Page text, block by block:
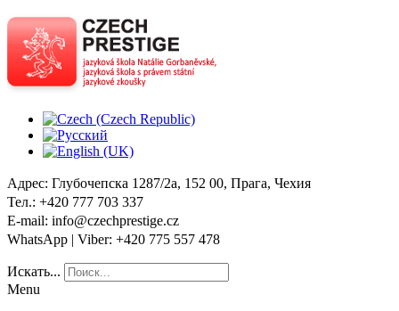
Адрес: Глубочепска 1287/2a, 152 00, Прага, Чехия
Тел.: +420 777 703 337
E-mail: info@czechprestige.cz
WhatsApp | Viber: +420 775 557 478
Искать...
Menu